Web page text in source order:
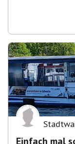
Einfach mal